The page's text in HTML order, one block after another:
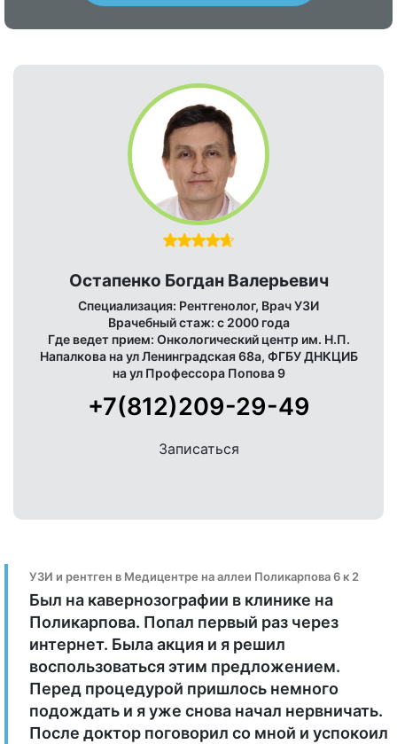
ла, тем информативней будут
исследования. Рентгенография с
контрастом проводится на
голодный желудок. Чтобы избежать
риска тошноты при введении
контрастного
состава рекомендуется
воздержаться от приема пищи и
воды за 4 часа. .
методами диагностики являются:
магнитно-резонансная томография
Остапенко Богдан Валерьевич
Специализация: Рентгенолог, Врач УЗИ
Врачебный стаж: с 2000 года
Где ведет прием: Онкологический центр им. Н.П.
Напалкова на ул Ленинградская 68а, ФГБУ ДНКЦИБ
на ул Профессора Попова 9
+7(812)209-29-49
Записаться
УЗИ и рентген в Медицентре на аллеи Поликарпова 6 к 2
Был на кавернозографии в клинике на
Поликарпова. Попал первый раз через
интернет. Была акция и я решил
воспользоваться этим предложением.
Перед процедурой пришлось немного
подождать и я уже снова начал нервничать.
После доктор поговорил со мной и успокоил